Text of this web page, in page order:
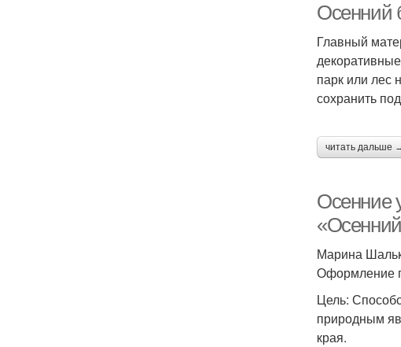
Осенний
Главный
парк или лес
сохранить
читать дальше
Осенние
Марина
Оформление
Цель:
природным
края.